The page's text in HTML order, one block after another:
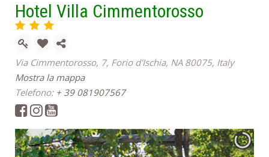
Hotel Villa Cimmentorosso
Via Cimmentorosso, 7, Forio d'Ischia, NA 80075, Italy
Mostra la mappa
Telefono: + 39 081907567